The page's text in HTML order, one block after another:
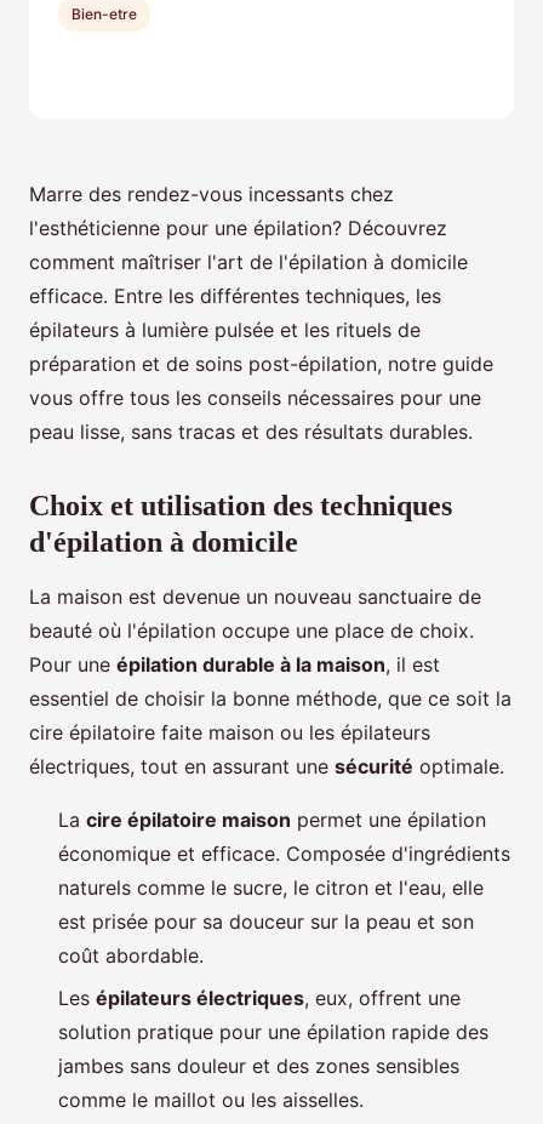
Marre des rendez-vous incessants chez
l'esthéticienne pour une épilation? Découvrez
comment maîtriser l'art de l'épilation à domicile
efficace. Entre les différentes techniques, les
épilateurs à lumière pulsée et les rituels de
préparation et de soins post-épilation, notre guide
vous offre tous les conseils nécessaires pour une
peau lisse, sans tracas et des résultats durables.
Choix et utilisation des techniques
d'épilation à domicile
La maison est devenue un nouveau sanctuaire de
beauté où l'épilation occupe une place de choix.
Pour une épilation durable à la maison, il est
essentiel de choisir la bonne méthode, que ce soit la
cire épilatoire faite maison ou les épilateurs
électriques, tout en assurant une sécurité optimale.
La cire épilatoire maison permet une épilation
économique et efficace. Composée d'ingrédients
naturels comme le sucre, le citron et l'eau, elle
est prisée pour sa douceur sur la peau et son
coût abordable.
Les épilateurs électriques, eux, offrent une
solution pratique pour une épilation rapide des
jambes sans douleur et des zones sensibles
comme le maillot ou les aisselles.
Bien-etre